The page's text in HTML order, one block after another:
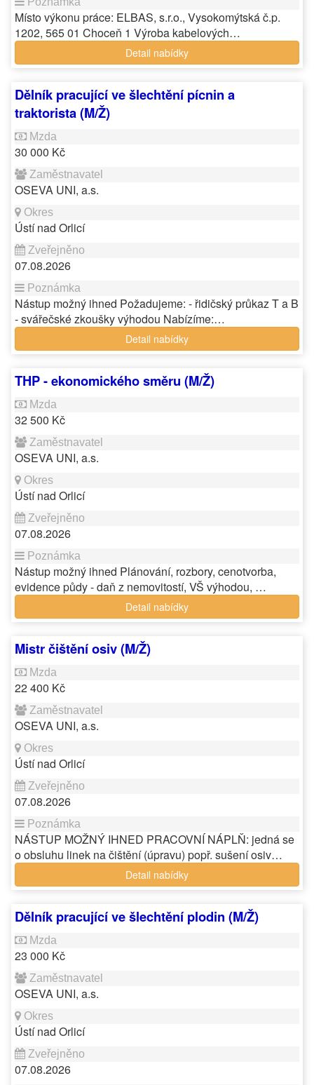
Místo výkonu práce: ELBAS, s.r.o., Vysokomýtská č.p.
1202, 565 01 Choceň 1 Výroba kabelových…
Detail nabídky
Dělník pracující ve šlechtění pícnin a
traktorista (M/Ž)
30 000 Kč
OSEVA UNI, a.s.
Ústí nad Orlicí
07.08.2026
Nástup možný ihned Požadujeme: - řidičský průkaz T a B
- svářečské zkoušky výhodou Nabízíme:…
Detail nabídky
THP - ekonomického směru (M/Ž)
32 500 Kč
OSEVA UNI, a.s.
Ústí nad Orlicí
07.08.2026
Nástup možný ihned Plánování, rozbory, cenotvorba,
evidence půdy - daň z nemovitostí, VŠ výhodou, …
Detail nabídky
Mistr čištění osiv (M/Ž)
22 400 Kč
OSEVA UNI, a.s.
Ústí nad Orlicí
07.08.2026
NÁSTUP MOŽNÝ IHNED PRACOVNÍ NÁPLŇ: jedná se
o obsluhu linek na čištění (úpravu) popř. sušení osiv…
Detail nabídky
Dělník pracující ve šlechtění plodin (M/Ž)
23 000 Kč
OSEVA UNI, a.s.
Ústí nad Orlicí
07.08.2026